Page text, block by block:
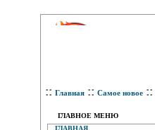
:: Главная :: Самое новое ::
ГЛАВНОЕ МЕНЮ
ГЛАВНАЯ